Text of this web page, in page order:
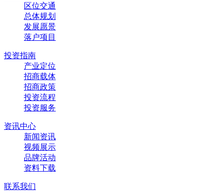
区位交通
总体规划
发展愿景
落户项目
投资指南
产业定位
招商载体
招商政策
投资流程
投资服务
资讯中心
新闻资讯
视频展示
品牌活动
资料下载
联系我们